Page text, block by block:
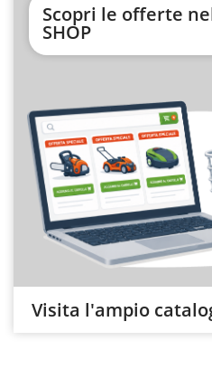
Scopri le offerte
SHOP
Visita l'ampio